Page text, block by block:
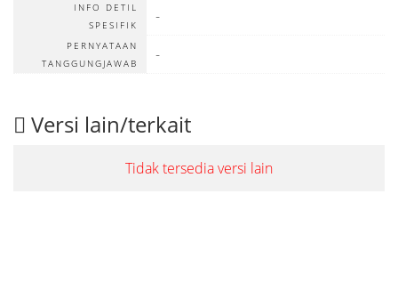
INFO DETIL
SPESIFIK
-
PERNYATAAN
TANGGUNGJAWAB
-
Versi lain/terkait
Tidak tersedia versi lain